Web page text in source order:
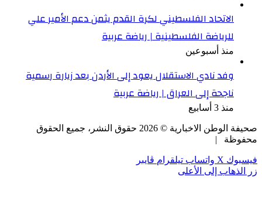
الاتحاد الفلسطيني لكرة القدم يثمن دعم الأمير علي
للرياضة الفلسطينية | رياضة عربية
منذ أسبوعين
وفد نادي الاستقلال يعود إلى الأردن بعد زيارة رسمية
ناجحة إلى العراق | رياضة عربية
منذ 3 أسابيع
صحيفة الوطن الاخبارية © 2026 حقوق النشر، جميع الحقوق
محفوظة |
فيسبوك ‫X واتساب تيلقرام ڤايبر
زر الذهاب إلى الأعلى